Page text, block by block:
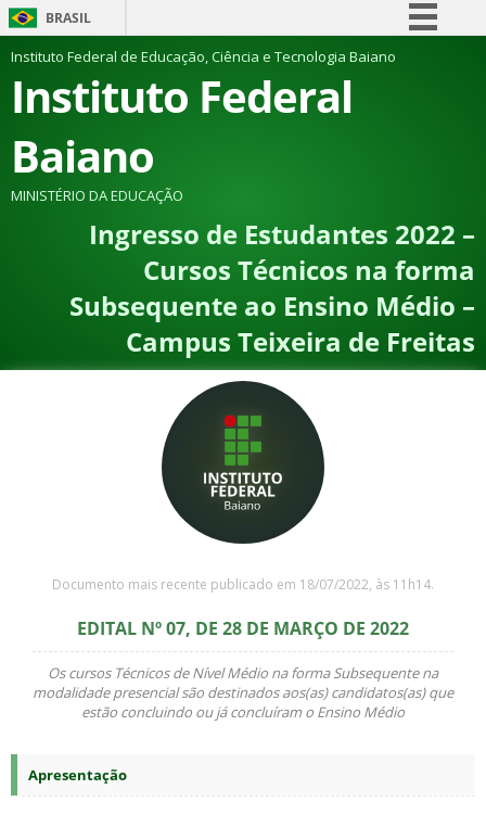
BRASIL
Simplifique!
Comunica BR
Canais
Instituto Federal de Educação, Ciência e Tecnologia Baiano
Instituto Federal
Baiano
MINISTÉRIO DA EDUCAÇÃO
Ingresso de Estudantes 2022 –
Cursos Técnicos na forma
Subsequente ao Ensino Médio –
Campus Teixeira de Freitas
Documento mais recente publicado em 18/07/2022, às 11h14.
EDITAL Nº 07, DE 28 DE MARÇO DE 2022
Os cursos Técnicos de Nível Médio na forma Subsequente na
modalidade presencial são destinados aos(as) candidatos(as) que
estão concluindo ou já concluíram o Ensino Médio
Apresentação